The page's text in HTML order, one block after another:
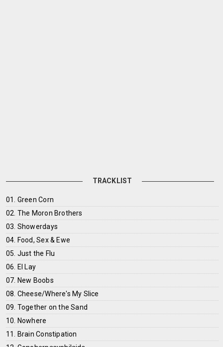
TRACKLIST
01. Green Corn
02. The Moron Brothers
03. Showerdays
04. Food, Sex & Ewe
05. Just the Flu
06. El Lay
07. New Boobs
08. Cheese/Where's My Slice
09. Together on the Sand
10. Nowhere
11. Brain Constipation